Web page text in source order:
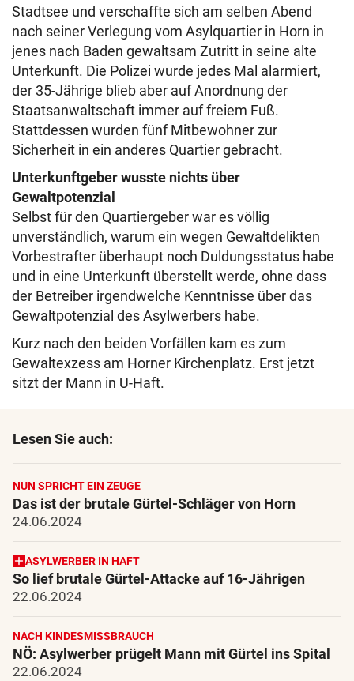
Stadtsee und verschaffte sich am selben Abend
nach seiner Verlegung vom Asylquartier in Horn in
jenes nach Baden gewaltsam Zutritt in seine alte
Unterkunft. Die Polizei wurde jedes Mal alarmiert,
der 35-Jährige blieb aber auf Anordnung der
Staatsanwaltschaft immer auf freiem Fuß.
Stattdessen wurden fünf Mitbewohner zur
Sicherheit in ein anderes Quartier gebracht.
Unterkunftgeber wusste nichts über
Gewaltpotenzial
Selbst für den Quartiergeber war es völlig
unverständlich, warum ein wegen Gewaltdelikten
Vorbestrafter überhaupt noch Duldungsstatus habe
und in eine Unterkunft überstellt werde, ohne dass
der Betreiber irgendwelche Kenntnisse über das
Gewaltpotenzial des Asylwerbers habe.
Kurz nach den beiden Vorfällen kam es zum
Gewaltexzess am Horner Kirchenplatz. Erst jetzt
sitzt der Mann in U-Haft.
Lesen Sie auch:
NUN SPRICHT EIN ZEUGE
Das ist der brutale Gürtel-Schläger von Horn
24.06.2024
ASYLWERBER IN HAFT
So lief brutale Gürtel-Attacke auf 16-Jährigen
22.06.2024
NACH KINDESMISSBRAUCH
NÖ: Asylwerber prügelt Mann mit Gürtel ins Spital
22.06.2024